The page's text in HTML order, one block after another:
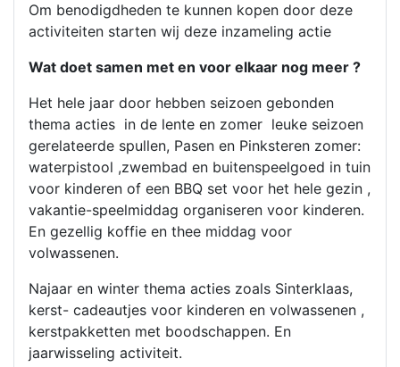
Om benodigdheden te kunnen kopen door deze
activiteiten starten wij deze inzameling actie
Wat doet samen met en voor elkaar nog meer ?
Het hele jaar door hebben seizoen gebonden
thema acties in de lente en zomer leuke seizoen
gerelateerde spullen, Pasen en Pinksteren zomer:
waterpistool ,zwembad en buitenspeelgoed in tuin
voor kinderen of een BBQ set voor het hele gezin ,
vakantie-speelmiddag organiseren voor kinderen.
En gezellig koffie en thee middag voor
volwassenen.
Najaar en winter thema acties zoals Sinterklaas,
kerst- cadeautjes voor kinderen en volwassenen ,
kerstpakketten met boodschappen. En
jaarwisseling activiteit.